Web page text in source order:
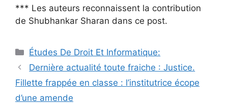
*** Les auteurs reconnaissent la contribution
de Shubhankar Sharan dans ce post.
Catégories
Études De Droit Et Informatique:
Navigation
des
Dernière actualité toute fraiche : Justice.
Fillette frappée en classe : l’institutrice écope
d’une amende